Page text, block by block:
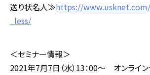
送り状名人≫https://
_less/
＜セミナー情報＞
2021年7月7日（水）13：00～ オンライ